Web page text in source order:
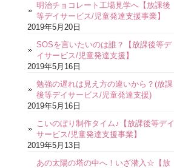
明治チョコレート工場見学へ【放課後
等デイサービス/児童発達支援事業】
2019年5月20日
SOSを言いたいのは誰？【放課後等デ
イサービス/児童発達支援】
2019年5月16日
勉強の遅れは見え方の違いから？(放課
後等デイサービス/児童発達支援)
2019年5月16日
こいのぼり制作タイム♪【放課後等デイ
サービス/児童発達支援事業】
2019年5月13日
あの太陽の塔の中へ！いざ潜入☆【放